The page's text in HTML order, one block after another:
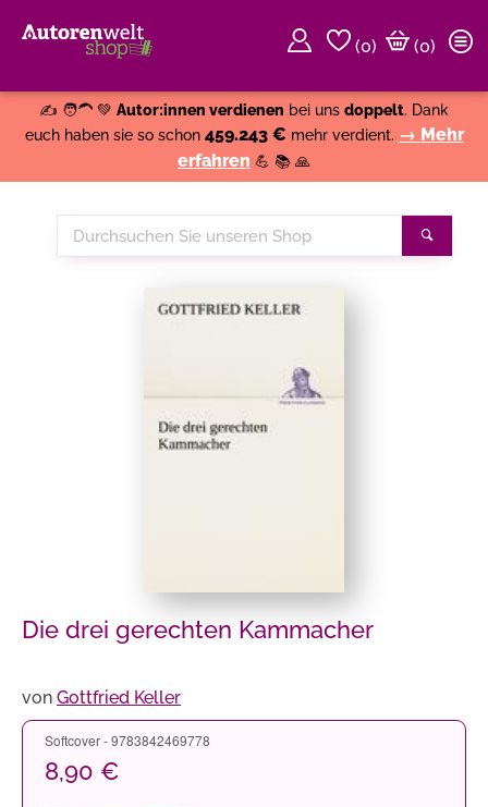
(0)
(0)
✍️ 🧑‍🦱 💚 Autor:innen verdienen bei uns doppelt. Dank
euch haben sie so schon 459.243 € mehr verdient. → Mehr
erfahren 💪 📚 🙏
Durchsuchen
Sie
Die drei gerechten Kammacher
von Gottfried Keller
Softcover - 9783842469778
8,90 €